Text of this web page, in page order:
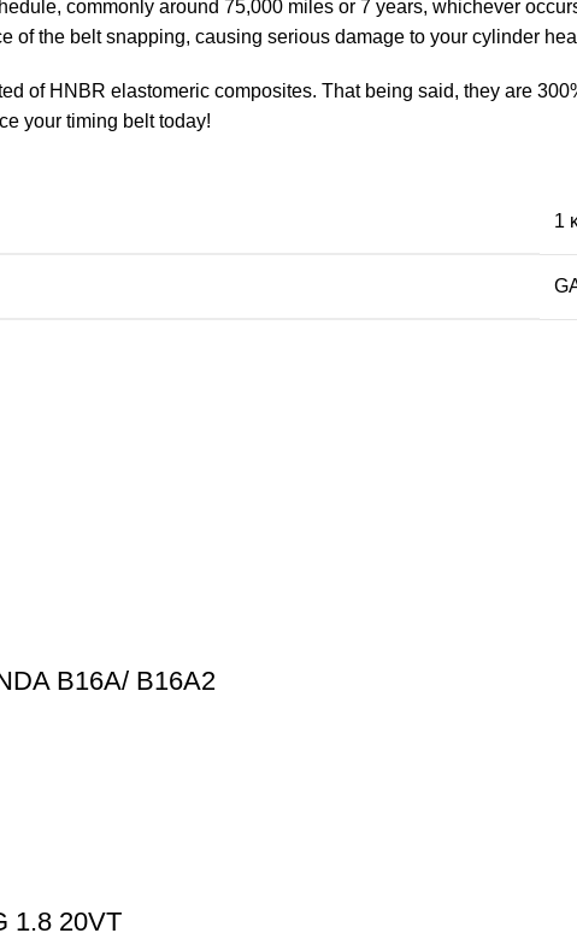
commonly around 75,000 miles or 7 years, whichever
of the belt snapping, causing serious damage to your cylinder
of HNBR elastomeric composites. That being said, they are
your timing belt today!
1
B16A/ B16A2
1.8 20VT